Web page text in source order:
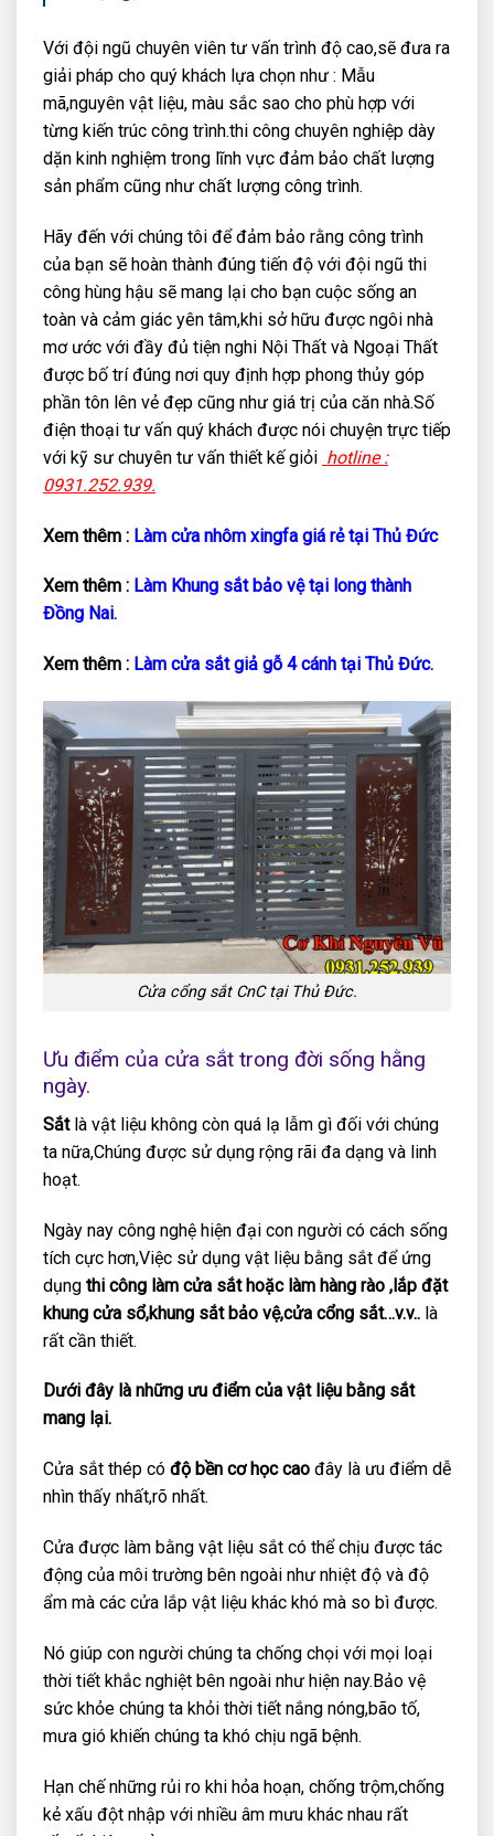
Với đội ngũ chuyên viên tư vấn trình độ cao,sẽ đưa ra
giải pháp cho quý khách lựa chọn như : Mẫu
mã,nguyên vật liệu, màu sắc sao cho phù hợp với
từng kiến trúc công trình.thi công chuyên nghiệp dày
dặn kinh nghiệm trong lĩnh vực đảm bảo chất lượng
sản phẩm cũng như chất lượng công trình.
Hãy đến với chúng tôi để đảm bảo rằng công trình
của bạn sẽ hoàn thành đúng tiến độ với đội ngũ thi
công hùng hậu sẽ mang lại cho bạn cuộc sống an
toàn và cảm giác yên tâm,khi sở hữu được ngôi nhà
mơ ước với đầy đủ tiện nghi Nội Thất và Ngoại Thất
được bố trí đúng nơi quy định hợp phong thủy góp
phần tôn lên vẻ đẹp cũng như giá trị của căn nhà.Số
điện thoại tư vấn quý khách được nói chuyện trực tiếp
với kỹ sư chuyên tư vấn thiết kế giỏi hotline :
0931.252.939.
Xem thêm : Làm cửa nhôm xingfa giá rẻ tại Thủ Đức
Xem thêm : Làm Khung sắt bảo vệ tại long thành
Đồng Nai.
Xem thêm : Làm cửa sắt giả gỗ 4 cánh tại Thủ Đức.
Cửa cổng sắt CnC tại Thủ Đức.
Ưu điểm của cửa sắt trong đời sống hằng
ngày.
Sắtlà vật liệu không còn quá lạ lẫm gì đối với chúng
ta nữa,Chúng được sử dụng rộng rãi đa dạng và linh
hoạt.
Ngày nay công nghệ hiện đại con người có cách sống
tích cực hơn,Việc sử dụng vật liệu bằng sắt để ứng
dụng thi công làm cửa sắt hoặc làm hàng rào ,lắp đặt
khung cửa sổ,khung sắt bảo vệ,cửa cổng sắt…v.v.. là
rất cần thiết.
Dưới đây là những ưu điểm của vật liệu bằng sắt
mang lại.
Cửa sắt thép có độ bền cơ học cao đây là ưu điểm dễ
nhìn thấy nhất,rõ nhất.
Cửa được làm bằng vật liệu sắt có thể chịu được tác
động của môi trường bên ngoài như nhiệt độ và độ
ẩm mà các cửa lắp vật liệu khác khó mà so bì được.
Nó giúp con người chúng ta chống chọi với mọi loại
thời tiết khắc nghiệt bên ngoài như hiện nay.Bảo vệ
sức khỏe chúng ta khỏi thời tiết nắng nóng,bão tố,
mưa gió khiến chúng ta khó chịu ngã bệnh.
Hạn chế những rủi ro khi hỏa hoạn, chống trộm,chống
kẻ xấu đột nhập với nhiều âm mưu khác nhau rất